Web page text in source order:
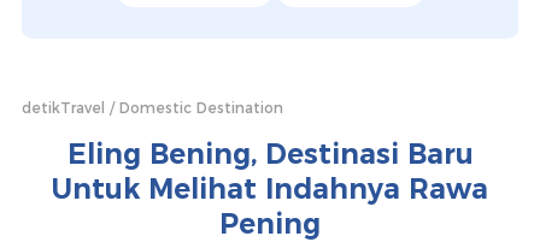
detikTravel Domestic Destination
Eling Bening, Destinasi Baru
Untuk Melihat Indahnya Rawa
Pening